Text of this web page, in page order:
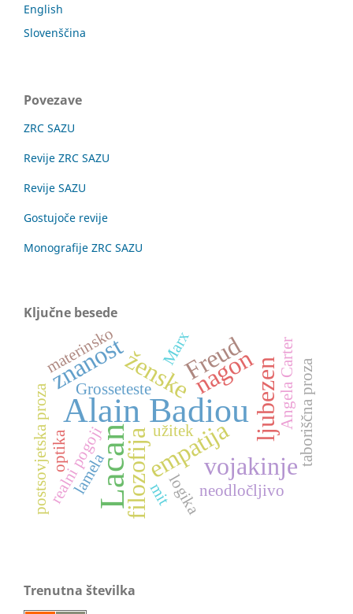
English
Slovenščina
Povezave
ZRC SAZU
Revije ZRC SAZU
Revije SAZU
Gostujoče revije
Monografije ZRC SAZU
Ključne besede
Lacan
Alain Badiou
vojakinje
filozofija
ljubezen
empatija
nagon
ženske
znanost Freud Angela Cartertaboriščna proza
realni pogoji
postsovjetska proza logika
materinsko
neodločljivo
optika
Grosseteste
Marx
užitek
lamela mit
Trenutna številka